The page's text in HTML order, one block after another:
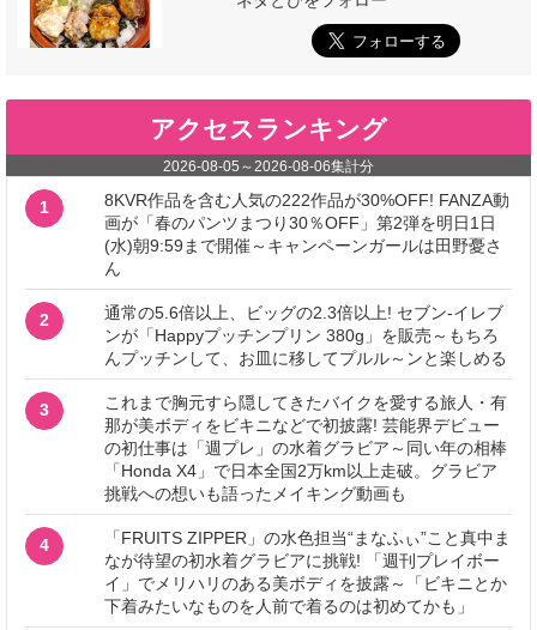
アクセスランキング
2026-08-05 ～2026-08-06集計分
1
8KVR作品を含む人気の222作品が30%OFF! FANZA動
画が「春のパンツまつり30％OFF」第2弾を明日1日
(水)朝9:59まで開催～キャンペーンガールは田野憂さ
ん
2
通常の5.6倍以上、ビッグの2.3倍以上! セブン‐イレブ
ンが「Happyプッチンプリン 380g」を販売～もちろ
んプッチンして、お皿に移してプルル～ンと楽しめる
3
これまで胸元すら隠してきたバイクを愛する旅人・有
那が美ボディをビキニなどで初披露! 芸能界デビュー
の初仕事は「週プレ」の水着グラビア～同い年の相棒
「Honda X4」で日本全国2万km以上走破。グラビア
挑戦への想いも語ったメイキング動画も
4
「FRUITS ZIPPER」の水色担当“まなふぃ”こと真中ま
なが待望の初水着グラビアに挑戦! 「週刊プレイボー
イ」でメリハリのある美ボディを披露～「ビキニとか
下着みたいなものを人前で着るのは初めてかも」